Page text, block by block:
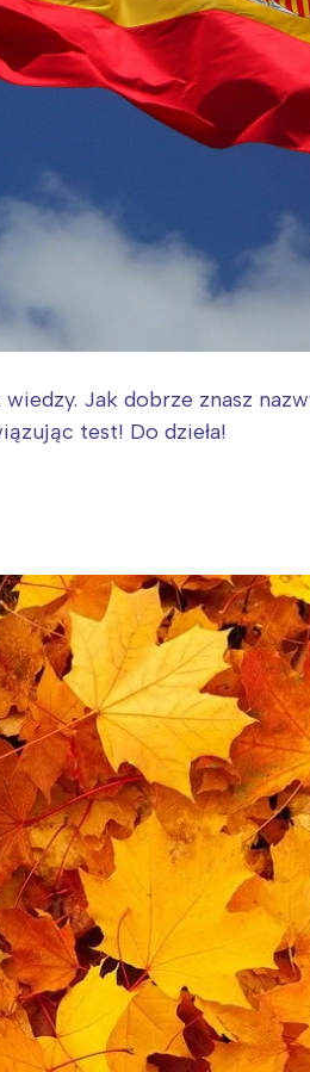
Jak dobrze znasz
test! Do dzieła!